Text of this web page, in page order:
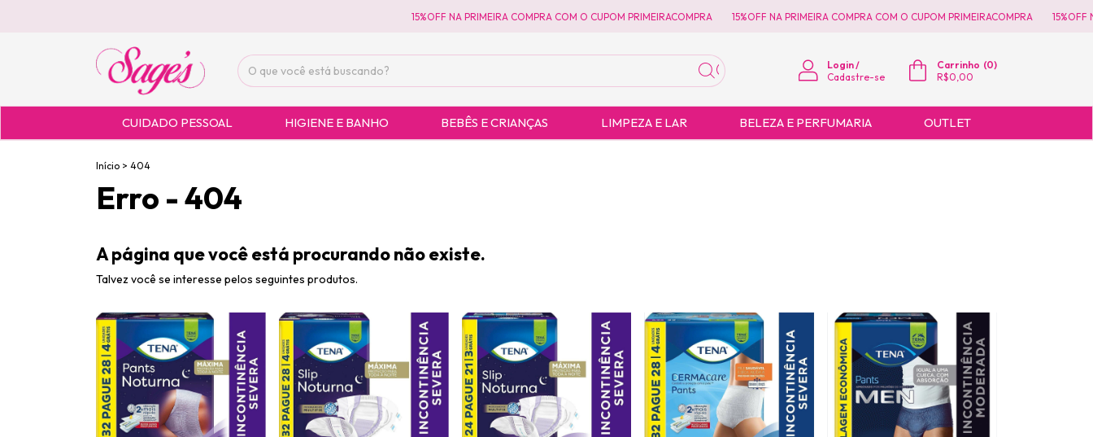
15%OFF NA PRIMEIRA COMPRA COM O CUPOM PRIMEIRACOMPRA 15%OFF NA PRIMEIRA COMPRA COM O CUPOM PRIMEIRACOMPRA 15%OFF
Login /
Cadastre-se
Carrinho (0)
R$0,00
CUIDADO PESSOAL HIGIENE E BANHO BEBÊS E CRIANÇAS LIMPEZA E LAR BELEZA E PERFUMARIA OUTLET
Início > 404
Erro - 404
A página que você está procurando não existe.
Talvez você se interesse pelos seguintes produtos.